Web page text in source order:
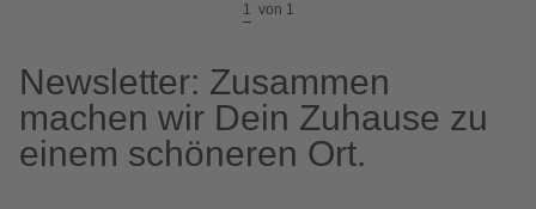
1 von 1
Newsletter: Zusammen
machen wir Dein Zuhause zu
einem schöneren Ort.